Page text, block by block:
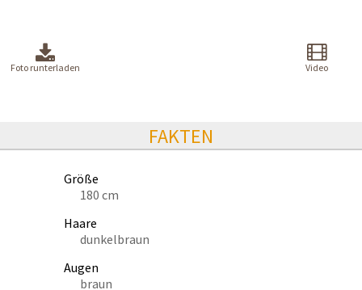
Foto runterladen Video
FAKTEN
Größe
180 cm
Haare
dunkelbraun
Augen
braun